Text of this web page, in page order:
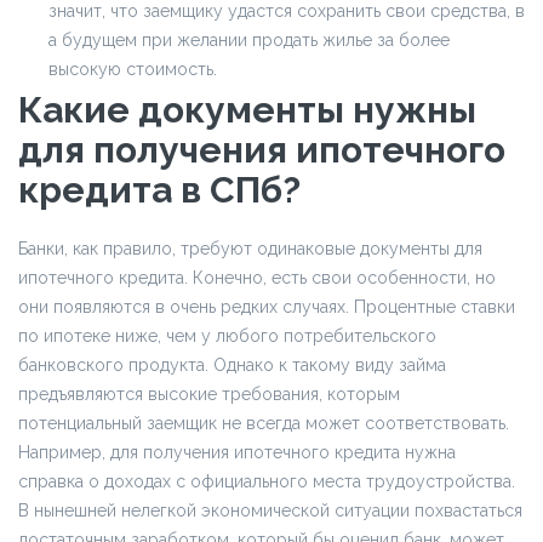
значит, что заемщику удастся сохранить свои средства, в
а будущем при желании продать жилье за более
высокую стоимость.
Какие документы нужны
для получения ипотечного
кредита в СПб?
Банки, как правило, требуют одинаковые документы для
ипотечного кредита. Конечно, есть свои особенности, но
они появляются в очень редких случаях. Процентные ставки
по ипотеке ниже, чем у любого потребительского
банковского продукта. Однако к такому виду займа
предъявляются высокие требования, которым
потенциальный заемщик не всегда может соответствовать.
Например, для получения ипотечного кредита нужна
справка о доходах с официального места трудоустройства.
В нынешней нелегкой экономической ситуации похвастаться